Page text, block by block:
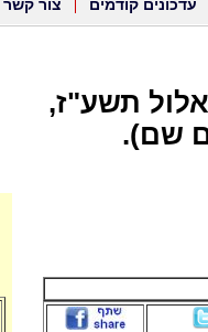
עדכונים קודמים צור קשר
תשע"ז,
שם).